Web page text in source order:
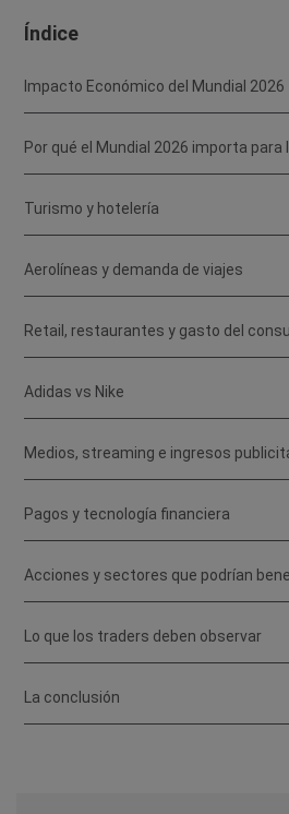
Índice
Impacto Económico del Mundial 2026
Por qué el Mundial 2026 importa
Turismo y hotelería
Aerolíneas y demanda de viajes
Retail, restaurantes y gasto del
Adidas vs Nike
Medios, streaming e ingresos
Pagos y tecnología financiera
Acciones y sectores que podrían
Lo que los traders deben observar
La conclusión